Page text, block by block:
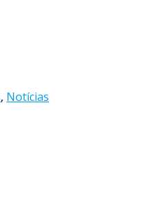
, Notícias